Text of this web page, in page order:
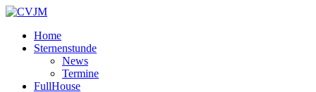
Home
Sternenstunde
News
Termine
FullHouse